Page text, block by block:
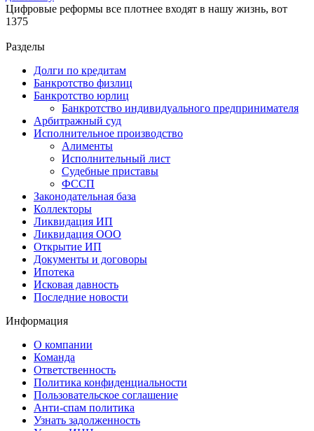
Цифровые реформы все плотнее входят в нашу жизнь, вот
1375
Разделы
Долги по кредитам
Банкротство физлиц
Банкротство юрлиц
Банкротство индивидуального предпринимателя
Арбитражный суд
Исполнительное производство
Алименты
Исполнительный лист
Судебные приставы
ФССП
Законодательная база
Коллекторы
Ликвидация ИП
Ликвидация ООО
Открытие ИП
Документы и договоры
Ипотека
Исковая давность
Последние новости
Информация
О компании
Команда
Ответственность
Политика конфиденциальности
Пользовательское соглашение
Анти-спам политика
Узнать задолженность